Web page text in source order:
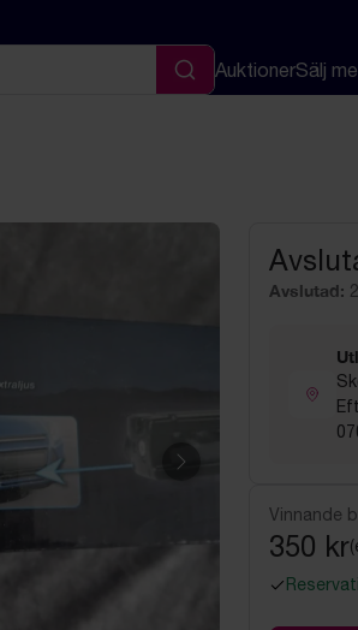
Sök
AuktionerSälj
Nästa
Avslutad:
Vinnande
350 kr